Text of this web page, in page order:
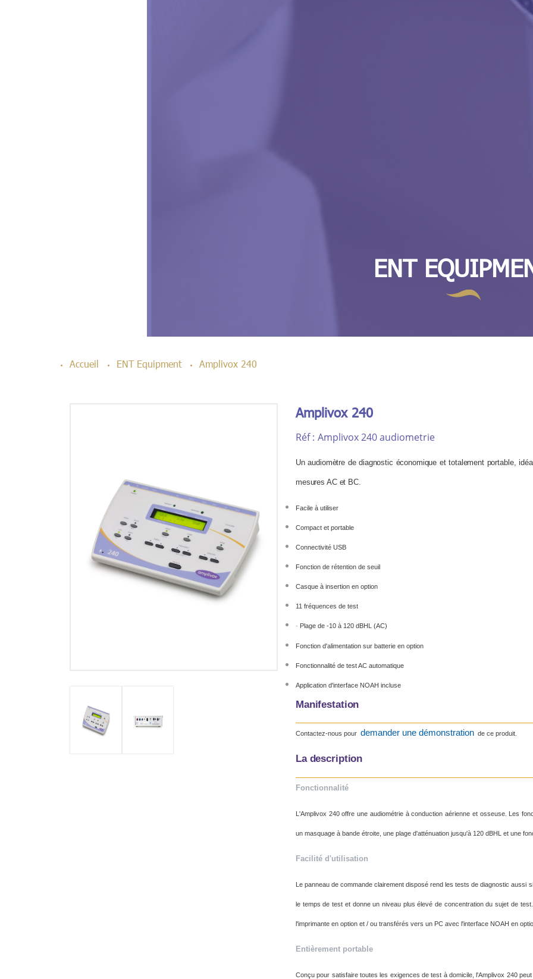
ENT
Accueil ENT Equipment Amplivox 240
Amplivox 240
Réf : Amplivox 240 audiometrie
Un audiomètre de diagnostic économique et totalement portable,
mesures AC et BC.
Facile à utiliser
Compact et portable
Connectivité USB
Fonction de rétention de seuil
Casque à insertion en option
11 fréquences de test
· Plage de -10 à 120 dBHL (AC)
Fonction d'alimentation sur batterie en option
Fonctionnalité de test AC automatique
Application d'interface NOAH incluse
Manifestation
Contactez-nous pour demander une démonstration de ce produit.
La description
Fonctionnalité
L'Amplivox 240 offre une audiométrie à conduction aérienne et osseuse. Les
un masquage à bande étroite, une plage d'atténuation jusqu'à 120 dBHL et une
Facilité d'utilisation
Le panneau de commande clairement disposé rend les tests de diagnostic aussi
le temps de test et donne un niveau plus élevé de concentration du sujet de
l'imprimante en option et / ou transférés vers un PC avec l'interface NOAH en
Entièrement portable
Conçu pour satisfaire toutes les exigences de test à domicile, l'Amplivox 240